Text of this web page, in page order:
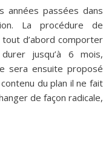
années passées dans
La procédure de
d’abord comporter
jusqu’à 6 mois,
sera ensuite proposé
du plan il ne fait
de façon radicale,